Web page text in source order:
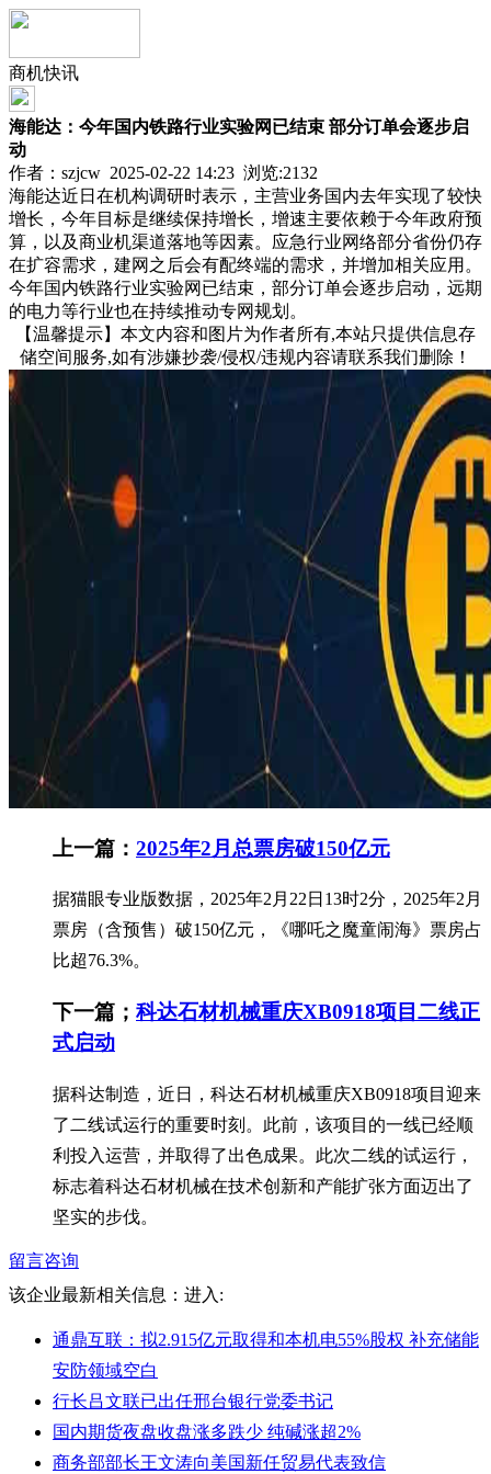
商机快讯
海能达：今年国内铁路行业实验网已结束 部分订单会逐步启
动
作者：szjcw 2025-02-22 14:23 浏览:2132
海能达近日在机构调研时表示，主营业务国内去年实现了较快
增长，今年目标是继续保持增长，增速主要依赖于今年政府预
算，以及商业机渠道落地等因素。应急行业网络部分省份仍存
在扩容需求，建网之后会有配终端的需求，并增加相关应用。
今年国内铁路行业实验网已结束，部分订单会逐步启动，远期
的电力等行业也在持续推动专网规划。
【温馨提示】本文内容和图片为作者所有,本站只提供信息存
储空间服务,如有涉嫌抄袭/侵权/违规内容请联系我们删除！
上一篇： 2025年2月总票房破150亿元
据猫眼专业版数据，2025年2月22日13时2分，2025年2月
票房（含预售）破150亿元，《哪吒之魔童闹海》票房占
比超76.3%。
下一篇； 科达石材机械重庆XB0918项目二线正
式启动
据科达制造，近日，科达石材机械重庆XB0918项目迎来
了二线试运行的重要时刻。此前，该项目的一线已经顺
利投入运营，并取得了出色成果。此次二线的试运行，
标志着科达石材机械在技术创新和产能扩张方面迈出了
坚实的步伐。
留言咨询
该企业最新相关信息： 进入:
通鼎互联：拟2.915亿元取得和本机电55%股权 补充储能
安防领域空白
行长吕文联已出任邢台银行党委书记
国内期货夜盘收盘涨多跌少 纯碱涨超2%
商务部部长王文涛向美国新任贸易代表致信